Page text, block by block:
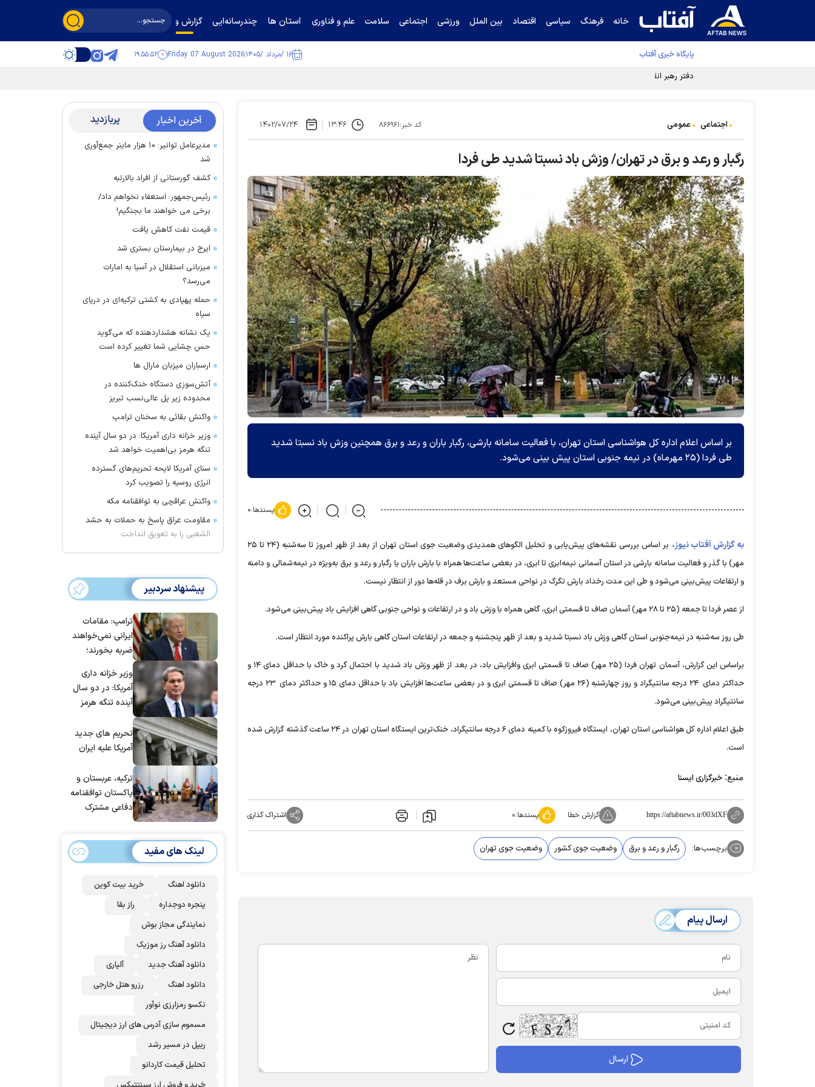
خانه فرهنگ سیاسی اقتصاد بین الملل ورزشی اجتماعی سلامت علم و فناوری استان ها چندرسانه‌ایی گزارش و گفت‌وگو
پایگاه خبری آفتاب ۱۶ /مرداد /۱۴۰۵ Friday 07 August 2026 ۱۹:۵۵:۵۳
دفتر رهبر انقلاب ادعای خرازی درباره پزشکیان را تکذیب کرد
اجتماعی عمومی کد خبر:۸۶۶۹۶۱ ۱۳:۴۶ ۱۴۰۲/۰۷/۲۴
رگبار و رعد و برق در تهران/ وزش باد نسبتا شدید طی فردا
بر اساس اعلام اداره کل هواشناسی استان تهران، با فعالیت سامانه بارشی، رگبار باران و رعد و برق همچنین وزش باد نسبتا شدید
طی فردا (۲۵ مهرماه) در نیمه جنوبی استان پیش بینی می‌شود.
پسندها:۰
به گزارش آفتاب نیوز،
بر اساس بررسی نقشه‌های پیش‌یابی و تحلیل الگوهای همدیدی وضعیت جوی استان تهران از بعد از ظهر امروز تا سه‌شنبه (۲۴ تا ۲۵
مهر) با گذر و فعالیت سامانه بارشی در استان آسمانی نیمه‌ابری تا ابری، در بعضی ساعت‌ها همراه با بارش باران یا رگبار و رعد و برق به‌ویژه در نیمه‌شمالی و دامنه
و ارتفاعات پیش‌بینی می‌شود و طی این مدت رخداد بارش تگرگ در نواحی مستعد و بارش برف در قله‌ها دور از انتظار نیست.
از عصر فردا تا جمعه (۲۵ تا ۲۸ مهر) آسمان صاف تا قسمتی ابری، گاهی همراه با وزش باد و در ارتفاعات و نواحی جنوبی گاهی افزایش باد پیش‌بینی می‌شود.
طی روز سه‌شنبه در نیمه‌جنوبی استان گاهی وزش باد نسبتا شدید و بعد از ظهر پنجشنبه و جمعه در ارتفاعات استان گاهی بارش پراکنده مورد انتظار است.
براساس این گزارش، آسمان تهران فردا (۲۵ مهر) صاف تا قسمتی ابری وافزایش باد، در بعد از ظهر وزش باد شدید با احتمال گرد و خاک با حداقل دمای ۱۴ و
حداکثر دمای ۲۴ درجه سانتیگراد و روز چهارشنبه (۲۶ مهر) صاف تا قسمتی ابری و در بعضی ساعت‌ها افزایش باد با حداقل دمای ۱۵ و حداکثر دمای ۲۳ درجه
سانتیگراد پیش‌بینی می‌شود.
طبق اعلام اداره کل هواشناسی استان تهران، ایستگاه فیروزکوه با کمینه دمای ۶ درجه سانتیگراد، خنک‌ترین ایستگاه استان تهران در ۲۴ ساعت گذشته گزارش شده‌
است.
منبع: خبرگزاری ایسنا
https://aftabnews.ir/003dXF گزارش خطا پسندها:۰ اشتراک گذاری
برچسب‌ها: رگبار و رعد و برق وضعیت جوی کشور وضعیت جوی تهران
ارسال پیام
آخرین اخبار پربازدید
مدیرعامل توانیر: ۱۰ هزار ماینر جمع‌آوری
شد
کشف گورستانی از افراد بالارتبه
رئیس‌جمهور: استعفاء نخواهم داد/
برخی می خواهند ما بجنگیم!
قیمت نفت کاهش یافت
ایرج در بیمارستان بستری شد
میزبانی استقلال در آسیا به امارات
می‌رسد؟
حمله پهپادی به کشتی ترکیه‌ای در دریای
سیاه
یک نشانه هشداردهنده که می‌گوید
حس چشایی شما تغییر کرده است
ارسباران میزبان مارال ها
آتش‌سوزی دستگاه خنک‌کننده در
محدوده زیر پل عالی‌نسب تبریز
واکنش بقائی به سخنان ترامپ
وزیر خزانه داری آمریکا: در دو سال آینده
تنگه هرمز بی‌اهمیت خواهد شد
سنای آمریکا لایحه تحریم‌های گسترده
انرژی روسیه را تصویب کرد
واکنش عراقچی به توافقنامه مکه
مقاومت عراق پاسخ به حملات به حشد
الشعبی را به تعویق انداخت
پیشنهاد سردبیر
ترامپ: مقامات
ایرانی نمی‌خواهند
ضربه بخورند؛
توافق برسند
وزیر خزانه داری
آمریکا: در دو سال
آینده تنگه هرمز
شد
تحریم های جدید
آمریکا علیه ایران
ترکیه، عربستان و
پاکستان توافقنامه
دفاعی مشترک
لینک های مفید
دانلود اهنگ
خرید بیت کوین
پنجره دوجداره
راز بقا
نمایندگی مجاز بوش
دانلود آهنگ رز‌ موزیک
دانلود آهنگ جدید
آلپاری
دانلود اهنگ
رزرو هتل خارجی
نکسو رمزارزی نوآور
مسموم سازی آدرس های ارز دیجیتال
ریپل در مسیر رشد
تحلیل قیمت کاردانو